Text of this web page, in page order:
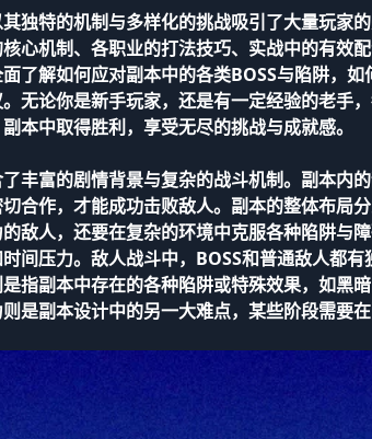
独特的机制与多样化的挑战吸引了大量玩家的
心机制、各职业的打法技巧、实战中的有效
了解如何应对副本中的各类BOSS与陷阱，如
无论你是新手玩家，还是有一定经验的老手
本中取得胜利，享受无尽的挑战与成就感。
丰富的剧情背景与复杂的战斗机制。副本内
合作，才能成功击败敌人。副本的整体布局
敌人，还要在复杂的环境中克服各种陷阱与障
间压力。敌人战斗中，BOSS和普通敌人都有
指副本中存在的各种陷阱或特殊效果，如黑暗
是副本设计中的另一大难点，某些阶段需要